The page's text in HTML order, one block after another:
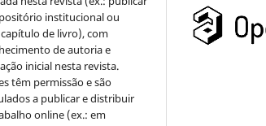
institucional ou
de livro), com
de autoria e
inicial nesta revista.
têm permissão e são
a publicar e distribuir
online (ex.: em